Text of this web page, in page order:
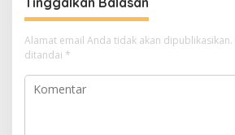
Alamat email Anda tidak akan dipublikasikan.
ditandai *